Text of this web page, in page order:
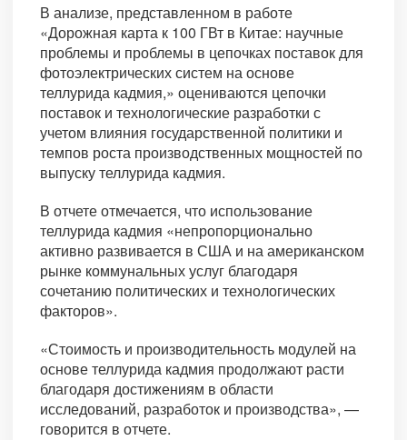
В анализе, представленном в работе
«Дорожная карта к 100 ГВт в Китае: научные
проблемы и проблемы в цепочках поставок для
фотоэлектрических систем на основе
теллурида кадмия,» оцениваются цепочки
поставок и технологические разработки с
учетом влияния государственной политики и
темпов роста производственных мощностей по
выпуску теллурида кадмия.
В отчете отмечается, что использование
теллурида кадмия «непропорционально
активно развивается в США и на американском
рынке коммунальных услуг благодаря
сочетанию политических и технологических
факторов».
«Стоимость и производительность модулей на
основе теллурида кадмия продолжают расти
благодаря достижениям в области
исследований, разработок и производства», —
говорится в отчете.